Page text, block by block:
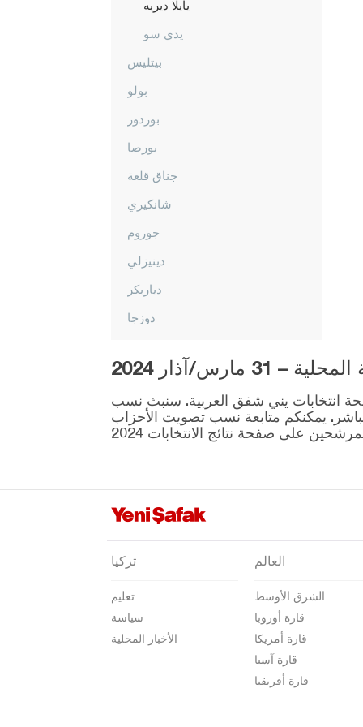
يايلا ديريه
يدي سو
بيتليس
بولو
بوردور
بورصا
جناق قلعة
شانكيري
جوروم
دينيزلي
دياربكر
دوزجا
إلازغ
إيرزينجان
أرضروم
غازي عنتاب
غيراسون
كوموش خانة
هاكّاري
هطاي
مارس/آذار 2024
المقرر إجراؤها في 31 مارس موجودة على صفحة انتخابات يني شفق العربية. سنبث نسب
ونتائج الانتخابات بشكل مباشر. يمكنكم متابعة نسب تصويت الأحزاب
تركيا
تعليم
سياسة
الأخبار المحلية
العالم
الشرق الأوسط
قارة أوروبا
قارة أمريكا
قارة آسيا
قارة أفريقيا